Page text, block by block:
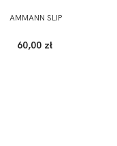
AMMANN SLIP
60,00 zł